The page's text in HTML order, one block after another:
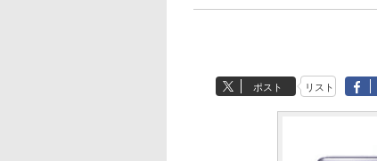
ポスト リスト